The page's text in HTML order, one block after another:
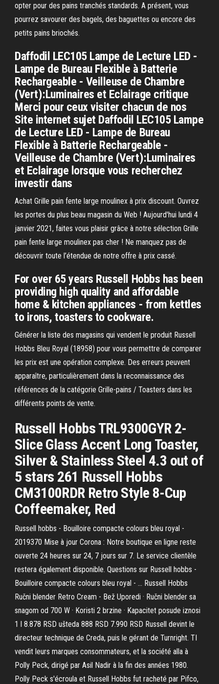
opter pour des pains tranchés standards. A présent, vous
pourrez savourer des bagels, des baguettes ou encore des
petits pains briochés.
Daffodil LEC105 Lampe de Lecture LED -
Lampe de Bureau Flexible à Batterie
Rechargeable - Veilleuse de Chambre
(Vert):Luminaires et Eclairage critique
Merci pour ceux visiter chacun de nos
Site internet sujet Daffodil LEC105 Lampe
de Lecture LED - Lampe de Bureau
Flexible à Batterie Rechargeable -
Veilleuse de Chambre (Vert):Luminaires
et Eclairage lorsque vous recherchez
investir dans
Achat Grille pain fente large moulinex à prix discount. Ouvrez
les portes du plus beau magasin du Web ! Aujourd'hui lundi 4
janvier 2021, faites vous plaisir grâce à notre sélection Grille
pain fente large moulinex pas cher ! Ne manquez pas de
découvrir toute l’étendue de notre offre à prix cassé.
For over 65 years Russell Hobbs has been
providing high quality and affordable
home & kitchen appliances - from kettles
to irons, toasters to cookware.
Générer la liste des magasins qui vendent le produit Russell
Hobbs Bleu Royal (18958) pour vous permettre de comparer
les prix est une opération complexe. Des erreurs peuvent
apparaître, particulièrement dans la reconnaissance des
références de la catégorie Grille-pains / Toasters dans les
différents points de vente.
Russell Hobbs TRL9300GYR 2-
Slice Glass Accent Long Toaster,
Silver & Stainless Steel 4.3 out of
5 stars 261 Russell Hobbs
CM3100RDR Retro Style 8-Cup
Coffeemaker, Red
Russell hobbs - Bouilloire compacte colours bleu royal -
2019370 Mise à jour Corona : Notre boutique en ligne reste
ouverte 24 heures sur 24, 7 jours sur 7. Le service clientèle
restera également disponible. Questions sur Russell hobbs -
Bouilloire compacte colours bleu royal - … Russell Hobbs
Ručni blender Retro Cream - Bež Uporedi · Ručni blender sa
snagom od 700 W · Koristi 2 brzine · Kapacitet posude iznosi
1 l 8.878 RSD ušteda 888 RSD 7.990 RSD Russell devint le
directeur technique de Creda, puis le gérant de Turnright. TI
vendit leurs marques consommateurs, et la société alla à
Polly Peck, dirigé par Asil Nadir à la fin des années 1980.
Polly Peck s'écroula et Russell Hobbs fut racheté par Pifco,